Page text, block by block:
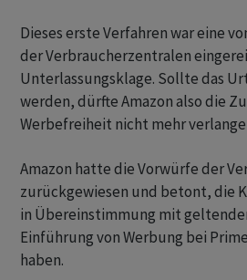
Dieses erste Verfahren war eine
der Verbraucherzentralen
Unterlassungsklage. Sollte das
werden, dürfte Amazon also die
Werbefreiheit nicht mehr
Amazon hatte die Vorwürfe der
zurückgewiesen und betont, die
in Übereinstimmung mit
Einführung von Werbung bei
haben.